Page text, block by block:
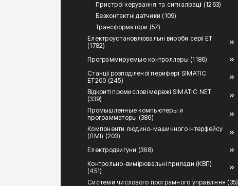
Пристрої керування та сигналізації (1263)
Безконтактні датчики (109)
Трансформатори (57)
Електроустановлювальні вироби серії ЕТ
(1782)
Программируемые контроллеры (1186)
Станції розподіленої периферії SIMATIC
ET200 (245)
Відкриті промислові мережі SIMATIC NET
(339)
Промышленные компьютеры и
программаторы (386)
Компоненти людино-машинного інтерфейсу
(ЛМІ) (203)
Електродвигуни (368)
Контрольно-вимірювальні прилади (КВП)
(451)
Системи числового програмного управління (35)